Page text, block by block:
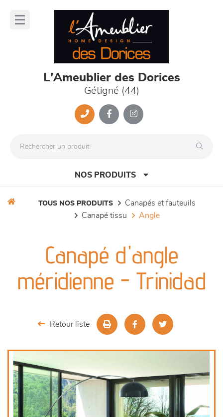
L'Ameublier des Dorices
Gétigné (44)
NOS PRODUITS
meubles de complément
outdoor
décoration
TOUS NOS PRODUITS
canapés et fauteuils
canapé tissu
angle
Canapé d'angle
méridienne - Trinidad
Retour liste